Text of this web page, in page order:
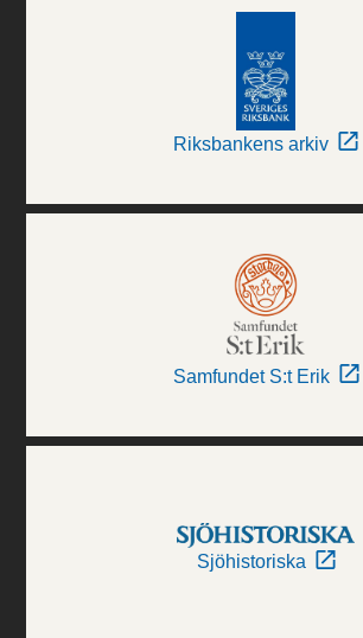
Riksbankens arkiv
Samfundet S:t Erik
Sjöhistoriska